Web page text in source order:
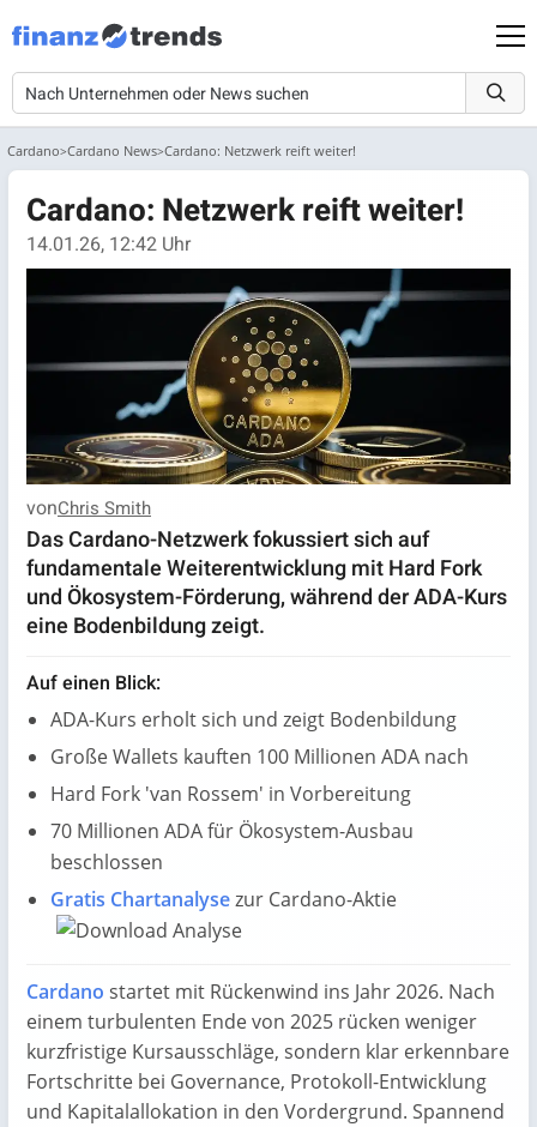
Cardano Cardano News Cardano: Netzwerk reift weiter!
Cardano: Netzwerk reift weiter!
14.01.26, 12:42 Uhr
vonChris Smith
Das Cardano-Netzwerk fokussiert sich auf
fundamentale Weiterentwicklung mit Hard Fork
und Ökosystem-Förderung, während der ADA-Kurs
eine Bodenbildung zeigt.
Auf einen Blick:
ADA-Kurs erholt sich und zeigt Bodenbildung
Große Wallets kauften 100 Millionen ADA nach
Hard Fork 'van Rossem' in Vorbereitung
70 Millionen ADA für Ökosystem-Ausbau
beschlossen
Gratis Chartanalysezur Cardano-Aktie
Cardano startet mit Rückenwind ins Jahr 2026. Nach
einem turbulenten Ende von 2025 rücken weniger
kurzfristige Kursausschläge, sondern klar erkennbare
Fortschritte bei Governance, Protokoll-Entwicklung
und Kapitalallokation in den Vordergrund. Spannend